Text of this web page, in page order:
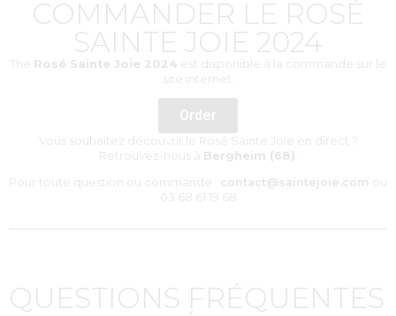
COMMANDER LE ROSÉ
SAINTE JOIE 2024
The Rosé Sainte Joie 2024 est disponible à la commande sur le
site internet.
Order
Vous souhaitez découvrir le Rosé Sainte Joie en direct ?
Retrouvez-nous à Bergheim (68)
Pour toute question ou commande : contact@saintejoie.com
ou
03 68 61 19 68
QUESTIONS FRÉQUENTES